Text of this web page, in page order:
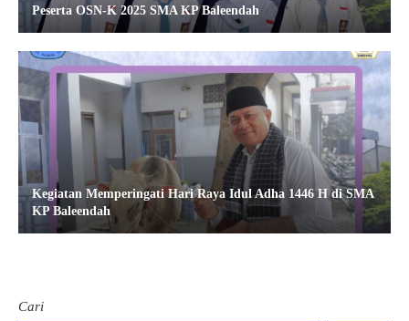
Peserta OSN-K 2025 SMA KP Baleendah
Kegiatan Memperingati Hari Raya Idul Adha 1446 H di SMA
KP Baleendah
Cari